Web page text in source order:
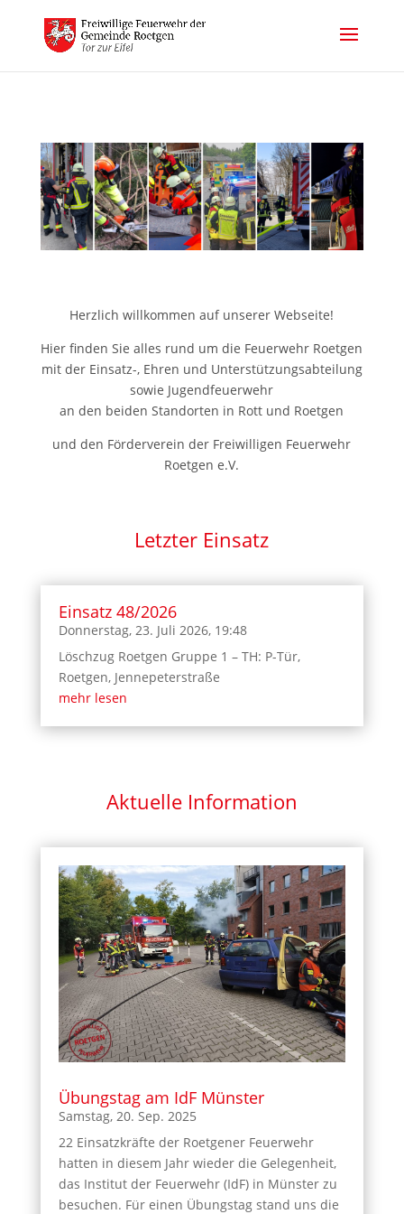
Herzlich willkommen auf unserer Webseite!
Hier finden Sie alles rund um die Feuerwehr Roetgen
mit der Einsatz-, Ehren und Unterstützungsabteilung
sowie Jugendfeuerwehr
an den beiden Standorten in Rott und Roetgen
und den Förderverein der Freiwilligen Feuerwehr
Roetgen e.V.
Letzter Einsatz
Einsatz 48/2026
Donnerstag, 23. Juli 2026, 19:48
Löschzug Roetgen Gruppe 1 – TH: P-Tür,
Roetgen, Jennepeterstraße
mehr lesen
Aktuelle Information
Übungstag am IdF Münster
Samstag, 20. Sep. 2025
22 Einsatzkräfte der Roetgener Feuerwehr
hatten in diesem Jahr wieder die Gelegenheit,
das Institut der Feuerwehr (IdF) in Münster zu
besuchen. Für einen Übungstag stand uns die